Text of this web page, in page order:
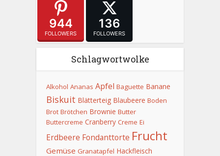
944
FOLLOWERS
136
FOLLOWERS
Schlagwortwolke
Alkohol Ananas Apfel Baguette Banane
Biskuit Blätterteig Blaubeere Boden
Brot Brötchen Brownie Butter
Buttercreme Cranberry Creme Ei
Erdbeere Fondanttorte Frucht
Gemüse Granatapfel Hackfleisch